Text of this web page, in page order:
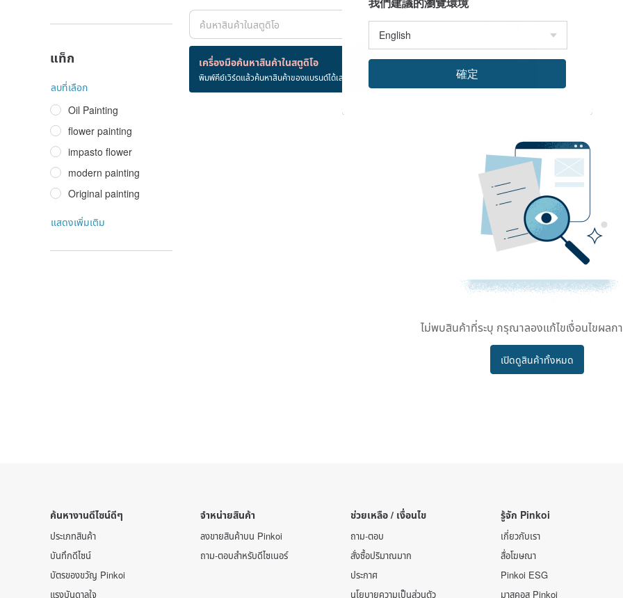
แท็ก
ลบที่เลือก
Oil Painting
flower painting
impasto flower
modern painting
Original painting
แสดงเพิ่มเติม
เครื่องมือค้นหาสินค้าในสตูดิโอ
พิมพ์คีย์เวิร์ดแล้วค้นหาสินค้าของแบรนด์ได้เลย!
สินค้า 0 ชิ้น
Original+Art
ไม่พบสินค้าที่ระบุ กรุณาลองแก้ไขเงื่อนไขผลก
เปิดดูสินค้าทั้งหมด
ค้นหางานดีไซน์ดีๆ
ประเภทสินค้า
บันทึกดีไซน์
บัตรของขวัญ Pinkoi
แรงบันดาลใจ
จำหน่ายสินค้า
ลงขายสินค้าบน Pinkoi
ถาม-ตอบสำหรับดีไซเนอร์
ช่วยเหลือ / เงื่อนไข
ถาม-ตอบ
สั่งซื้อปริมาณมาก
ประกาศ
นโยบายความเป็นส่วนตัว
รู้จัก Pinkoi
เกี่ยวกับเรา
สื่อโฆษณา
Pinkoi ESG
มาสคอส Pinkoi
確定